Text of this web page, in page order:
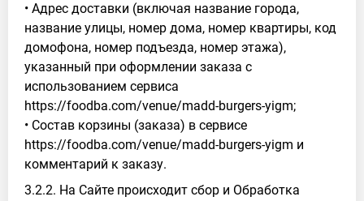
• Адрес доставки (включая название города,
название улицы, номер дома, номер квартиры, код
домофона, номер подъезда, номер этажа),
указанный при оформлении заказа с
использованием сервиса
https://foodba.com/venue/madd-burgers-yigm;
• Состав корзины (заказа) в сервисе
https://foodba.com/venue/madd-burgers-yigm и
комментарий к заказу.
3.2.2. На Сайте происходит сбор и Обработка